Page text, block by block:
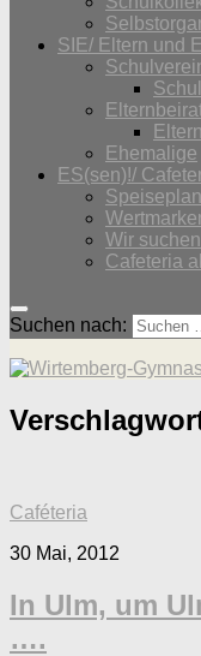
SIE/ Eltern und
Ehemalige
ES(sen)!/
Speiseplan
Wir
Cafeteria
Suchen nach:
Caféteria
30 Mai, 2012
In Ulm, um
….